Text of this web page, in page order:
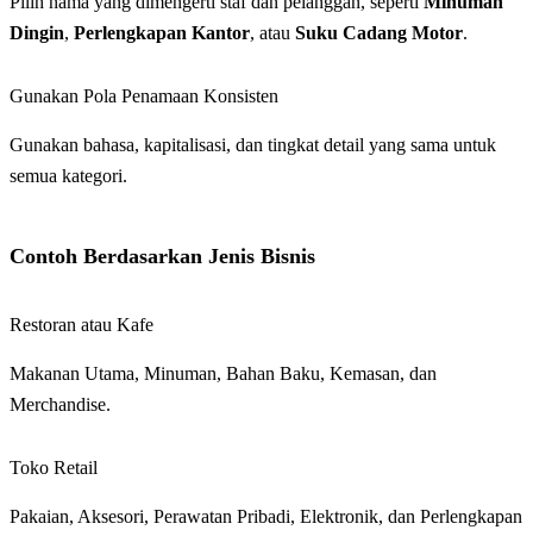
Dingin, Perlengkapan Kantor, atau Suku Cadang Motor.
Gunakan Pola Penamaan Konsisten
Gunakan bahasa, kapitalisasi, dan tingkat detail yang sama untuk
semua kategori.
Contoh Berdasarkan Jenis Bisnis
Restoran atau Kafe
Makanan Utama, Minuman, Bahan Baku, Kemasan, dan
Merchandise.
Toko Retail
Pakaian, Aksesori, Perawatan Pribadi, Elektronik, dan Perlengkapan